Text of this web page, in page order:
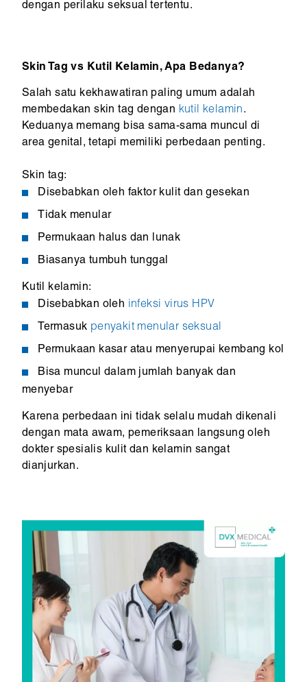
dengan perilaku seksual tertentu.
Skin Tag vs Kutil Kelamin, Apa Bedanya?
Salah satu kekhawatiran paling umum adalah
membedakan skin tag dengan kutil kelamin.
Keduanya memang bisa sama-sama muncul di
area genital, tetapi memiliki perbedaan penting.
Skin tag:
Disebabkan oleh faktor kulit dan gesekan
Tidak menular
Permukaan halus dan lunak
Biasanya tumbuh tunggal
Kutil kelamin:
Disebabkan oleh infeksi virus HPV
Termasuk penyakit menular seksual
Permukaan kasar atau menyerupai kembang kol
Bisa muncul dalam jumlah banyak dan
menyebar
Karena perbedaan ini tidak selalu mudah dikenali
dengan mata awam, pemeriksaan langsung oleh
dokter spesialis kulit dan kelamin sangat
dianjurkan.